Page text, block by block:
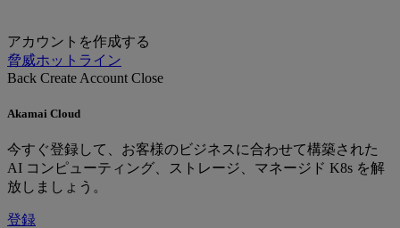
アカウントを作成する
脅威ホットライン
Back Create Account Close
Akamai Cloud
今すぐ登録して、お客様のビジネスに合わせて構築された
AI コンピューティング、ストレージ、マネージド K8s を解
放しましょう。
登録